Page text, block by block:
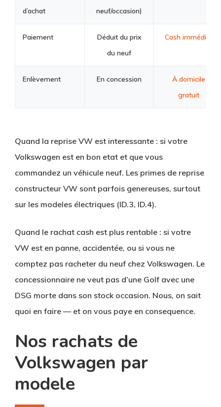
d’achat
neuf/occasion)
Paiement
Déduit du prix
du neuf
Cash immédiat
Enlèvement En concession
À domicile
gratuit
Quand la reprise VW est interessante : si votre
Volkswagen est en bon etat et que vous
commandez un véhicule neuf. Les primes de reprise
constructeur VW sont parfois genereuses, surtout
sur les modeles électriques (ID.3, ID.4).
Quand le rachat cash est plus rentable : si votre
VW est en panne, accidentée, ou si vous ne
comptez pas racheter du neuf chez Volkswagen. Le
concessionnaire ne veut pas d’une Golf avec une
DSG morte dans son stock occasion. Nous, on sait
quoi en faire — et on vous paye en consequence.
Nos rachats de
Volkswagen par
modele